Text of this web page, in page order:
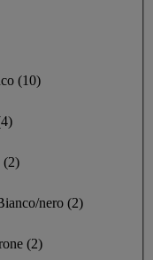
(10)
(2)
nero (2)
(2)